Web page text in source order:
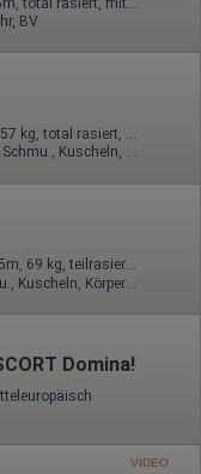
BV
50 Jahre, 75B, KF 36, 1.70m, 57 kg, total rasiert, deutsch
ZK, 69, GF6, NSa, Franz b. Ihr, Schmu., Kuscheln, Körperküs.
TS, 25 Jahre, 90C, KF 38, 1.75m, 69 kg, teilrasiert, Latina
Domina!
VIDEO